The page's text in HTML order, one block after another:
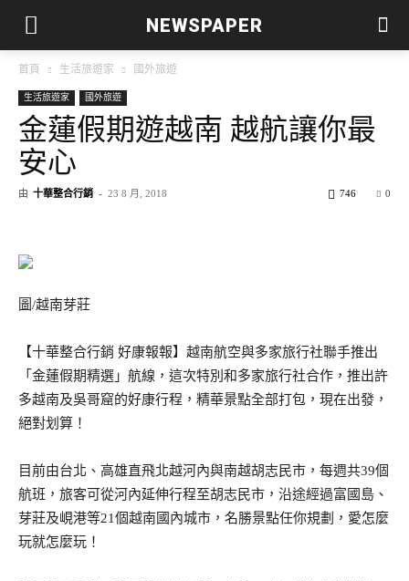
NEWSPAPER
首頁 生活旅遊家 國外旅遊
生活旅遊家 國外旅遊
金蓮假期遊越南 越航讓你最
安心
由 十華整合行銷 - 23 8 月, 2018 0
746
圖/越南芽莊
【十華整合行銷 好康報報】越南航空與多家旅行社聯手推出
「金蓮假期精選」航線，這次特別和多家旅行社合作，推出許
多越南及吳哥窟的好康行程，精華景點全部打包，現在出發，
絕對划算！
目前由台北、高雄直飛北越河內與南越胡志民市，每週共39個
航班，旅客可從河內延伸行程至胡志民市，沿途經過富國島、
芽莊及峴港等21個越南國內城市，名勝景點任你規劃，愛怎麼
玩就怎麼玩！